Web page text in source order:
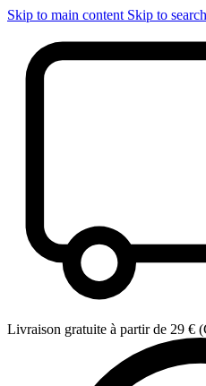
Skip to main content Skip to search
Livraison gratuite à partir de 29 €